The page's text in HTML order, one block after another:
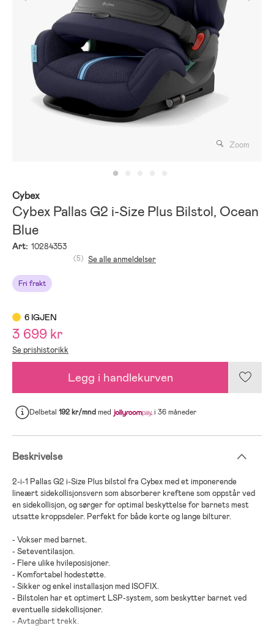
Zoom
Cybex
Cybex Pallas G2 i-Size Plus Bilstol, Ocean
Blue
Art: 10284353
Fri frakt
(5) Se alle anmeldelser
6 IGJEN
3 699 kr
Se prishistorikk
Legg i handlekurven
Delbetal 192 kr/mndmed i 36 måneder
Beskrivelse
2-i-1 Pallas G2 i-Size Plus bilstol fra Cybex med et imponerende
lineært sidekollisjonsvern som absorberer kreftene som oppstår ved
en sidekollisjon, og sørger for optimal beskyttelse for barnets mest
utsatte kroppsdeler. Perfekt for både korte og lange bilturer.
- Vokser med barnet.
- Seteventilasjon.
- Flere ulike hvileposisjoner.
- Komfortabel hodestøtte.
- Sikker og enkel installasjon med ISOFIX.
- Bilstolen har et optimert LSP-system, som beskytter barnet ved
eventuelle sidekollisjoner.
- Avtagbart trekk.